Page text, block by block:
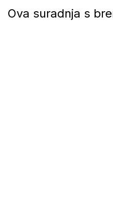
Ova suradnja s